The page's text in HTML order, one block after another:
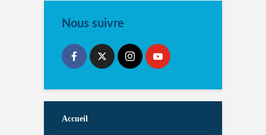
Nous suivre
Accueil